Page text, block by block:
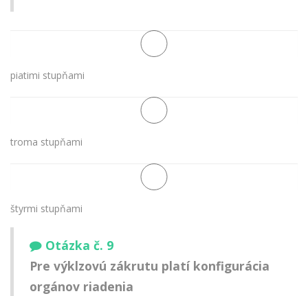
piatimi stupňami
troma stupňami
štyrmi stupňami
Otázka č. 9
Pre výklzovú zákrutu platí konfigurácia
orgánov riadenia